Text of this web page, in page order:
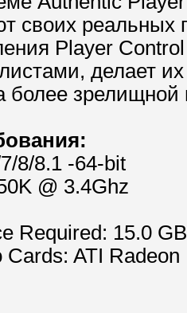
своих реальных
Player
делает
более
8/8.1 -64-bit
@ 3.4Ghz
Required: 15.0 GB
ATI